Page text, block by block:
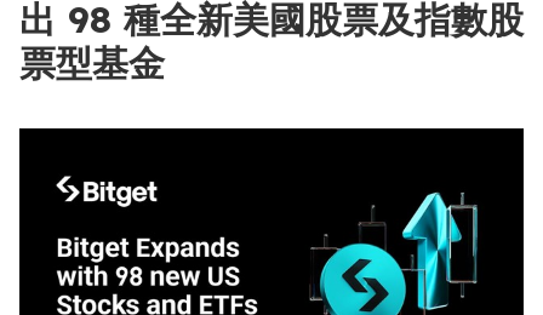
出 98 種全新美國股票及指數股
票型基金